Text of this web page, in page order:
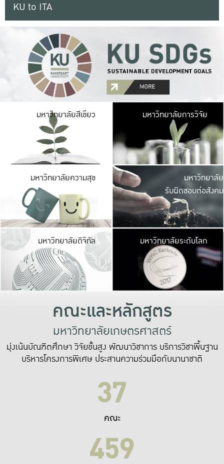
KU to ITA
มหาวิทยาลัยสีเขียว มหาวิ
มีพื้นที่เขียวสดใส
เป็นป่าในเมือง เกษต
มหาวิทยาลัยการวิจัย
มหาวิทยาลัยความสุข มหาวิ
ค
เปิดประ
และพบเรื่องราวใ
มหาวิทยาลัย
รับผิดชอบต่อสังคม
มหาวิทยาลัยดิจิทัล มหาวิ
เปลี่ยนแปลง แล
เพื่อทำง
ระบบสารสนเทศ
มหาวิทยาลัยระดับโลก
คณะและหลักสูตร
มหาวิทยาลัยเกษตรศาสตร์
มุ่งเน้นบัณฑิตศึกษา วิจัยขั้นสูง พัฒนาวิชาการ บริการวิชาพื้นฐาน
บริหารโครงการพิเศษ ประสานความร่วมมือกับนานาชาติ
37
คณะ
459